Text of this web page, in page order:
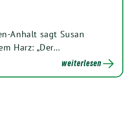
Anhalt sagt Susan
Harz: „Der…
weiterlesen